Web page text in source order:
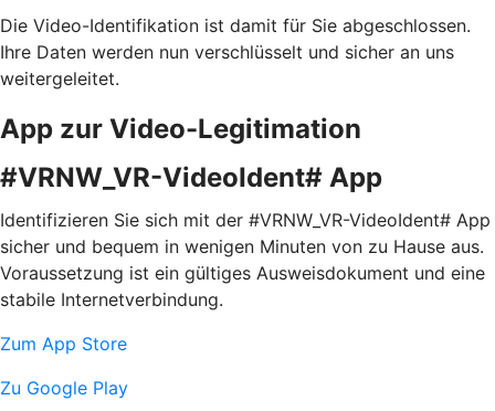
Die Video-Identifikation ist damit für Sie abgeschlossen.
Ihre Daten werden nun verschlüsselt und sicher an uns
weitergeleitet.
App zur Video-Legitimation
#VRNW_VR-VideoIdent# App
Identifizieren Sie sich mit der #VRNW_VR-VideoIdent# App
sicher und bequem in wenigen Minuten von zu Hause aus.
Voraussetzung ist ein gültiges Ausweisdokument und eine
stabile Internetverbindung.
Zum App Store
Zu Google Play